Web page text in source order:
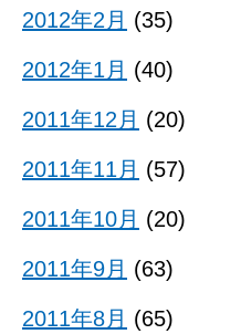
2012年2月 (35)
2012年1月 (40)
2011年12月 (20)
2011年11月 (57)
2011年10月 (20)
2011年9月 (63)
2011年8月 (65)